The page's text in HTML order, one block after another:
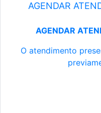
AGENDAR
AGENDAR
O atendimento